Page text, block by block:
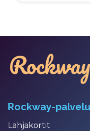
Rockway-
Lahjakortit